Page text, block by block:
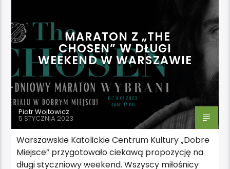
MARATON Z „THE
CHOSEN” W DŁUGI
WEEKEND W WARSZAWIE
Piotr Wojtowicz
5 STYCZNIA 2023
Warszawskie Katolickie Centrum Kultury „Dobre
Miejsce” przygotowało ciekawą propozycję na
długi styczniowy weekend. Wszyscy miłośnicy